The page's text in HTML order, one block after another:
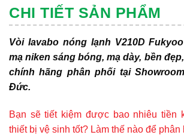
CHI TIẾT SẢN PHẨM
Vòi lavabo nóng lạnh V210D
mạ niken sáng bóng, mạ dày, bền
chính hãng phân phối tại
Đức.
Bạn sẽ tiết kiệm được bao nhiêu tiền
thiết bị vệ sinh tốt? Làm thế nào để